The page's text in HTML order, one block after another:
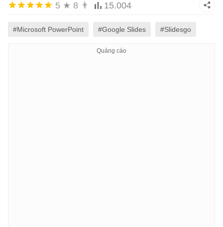
5 ★ 8 👨 15.004
#Microsoft PowerPoint #Google Slides #Slidesgo